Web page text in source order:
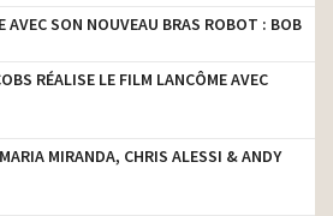
AVEC SON NOUVEAU BRAS ROBOT : BOB
RÉALISE LE FILM LANCÔME AVEC
MIRANDA, CHRIS ALESSI & ANDY